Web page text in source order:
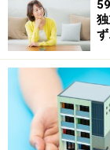
■家計収支データ
（1）貯蓄につ
普通預金の350
て。毎月の貯
て保険料年払